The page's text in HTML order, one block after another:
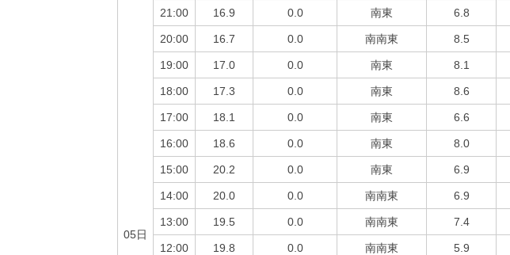
05日
21:00 16.9 0.0 南東 6.8
20:00 16.7 0.0 南南東 8.5
19:00 17.0 0.0 南東 8.1
18:00 17.3 0.0 南東 8.6
17:00 18.1 0.0 南東 6.6
16:00 18.6 0.0 南東 8.0
15:00 20.2 0.0 南東 6.9
14:00 20.0 0.0 南南東 6.9
13:00 19.5 0.0 南南東 7.4
12:00 19.8 0.0 南南東 5.9